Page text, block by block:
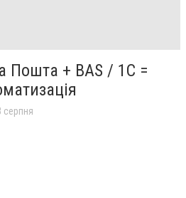
Пошта + BAS / 1C =
серпня